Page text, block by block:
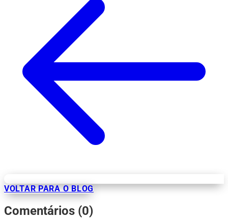
VOLTAR PARA O BLOG
Comentários (0)